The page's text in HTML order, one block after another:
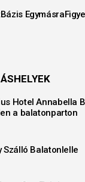
Hotel Annabella
a balatonparton
Balatonlelle